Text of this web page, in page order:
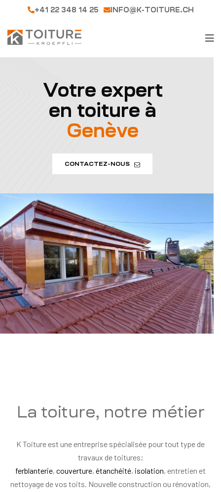
+41 22 348 14 25 INFO@K-TOITURE.CH
Votre expert
en toiture à
Genève
CONTACTEZ-NOUS
La toiture, notre métier
K Toiture est une entreprise spécialisée pour tout type de
travaux de toitures;
ferblanterie, couverture, étanchéité, isolation, entretien et
nettoyage de vos toits. Nouvelle construction ou rénovation,